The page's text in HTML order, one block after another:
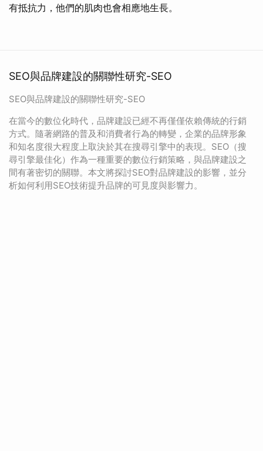
有抵抗力，他們的肌肉也會相應地生長。
SEO與品牌建設的關聯性研究-SEO
SEO與品牌建設的關聯性研究-SEO
在當今的數位化時代，品牌建設已經不再僅僅依賴傳統的行銷
方式。隨著網路的普及和消費者行為的轉變，企業的品牌形象
和知名度很大程度上取決於其在搜尋引擎中的表現。SEO（搜
尋引擎最佳化）作為一種重要的數位行銷策略，與品牌建設之
間有著密切的關聯。本文將探討SEO對品牌建設的影響，並分
析如何利用SEO技術提升品牌的可見度與影響力。